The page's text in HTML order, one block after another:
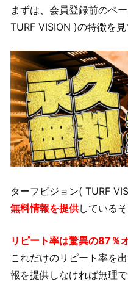
まずは、会員登録前のペ
TURF VISION )の特徴を見
ターフビジョン( TURF
無料情報を提供しているそ
リピート率は驚異の87％
これだけのリピート率を
報を提供しなければ無理で